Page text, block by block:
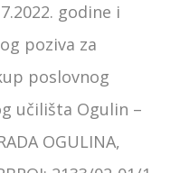
godine i
poziva za
poslovnog
učilišta Ogulin –
OGULINA,